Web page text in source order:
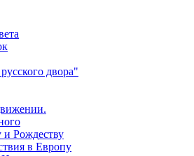
двора"
Рождеству
в Европу